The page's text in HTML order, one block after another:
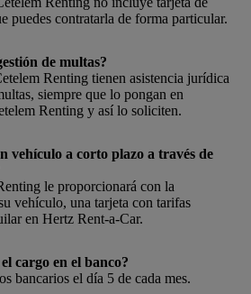
puedes contratarla de forma particular.
de multas?
Renting tienen asistencia jurídica
siempre que lo pongan en
Renting y así lo soliciten.
vehículo a corto plazo a través de
le proporcionará con la
vehículo, una tarjeta con tarifas
en Hertz Rent-a-Car.
cargo en el banco?
bancarios el día 5 de cada mes.